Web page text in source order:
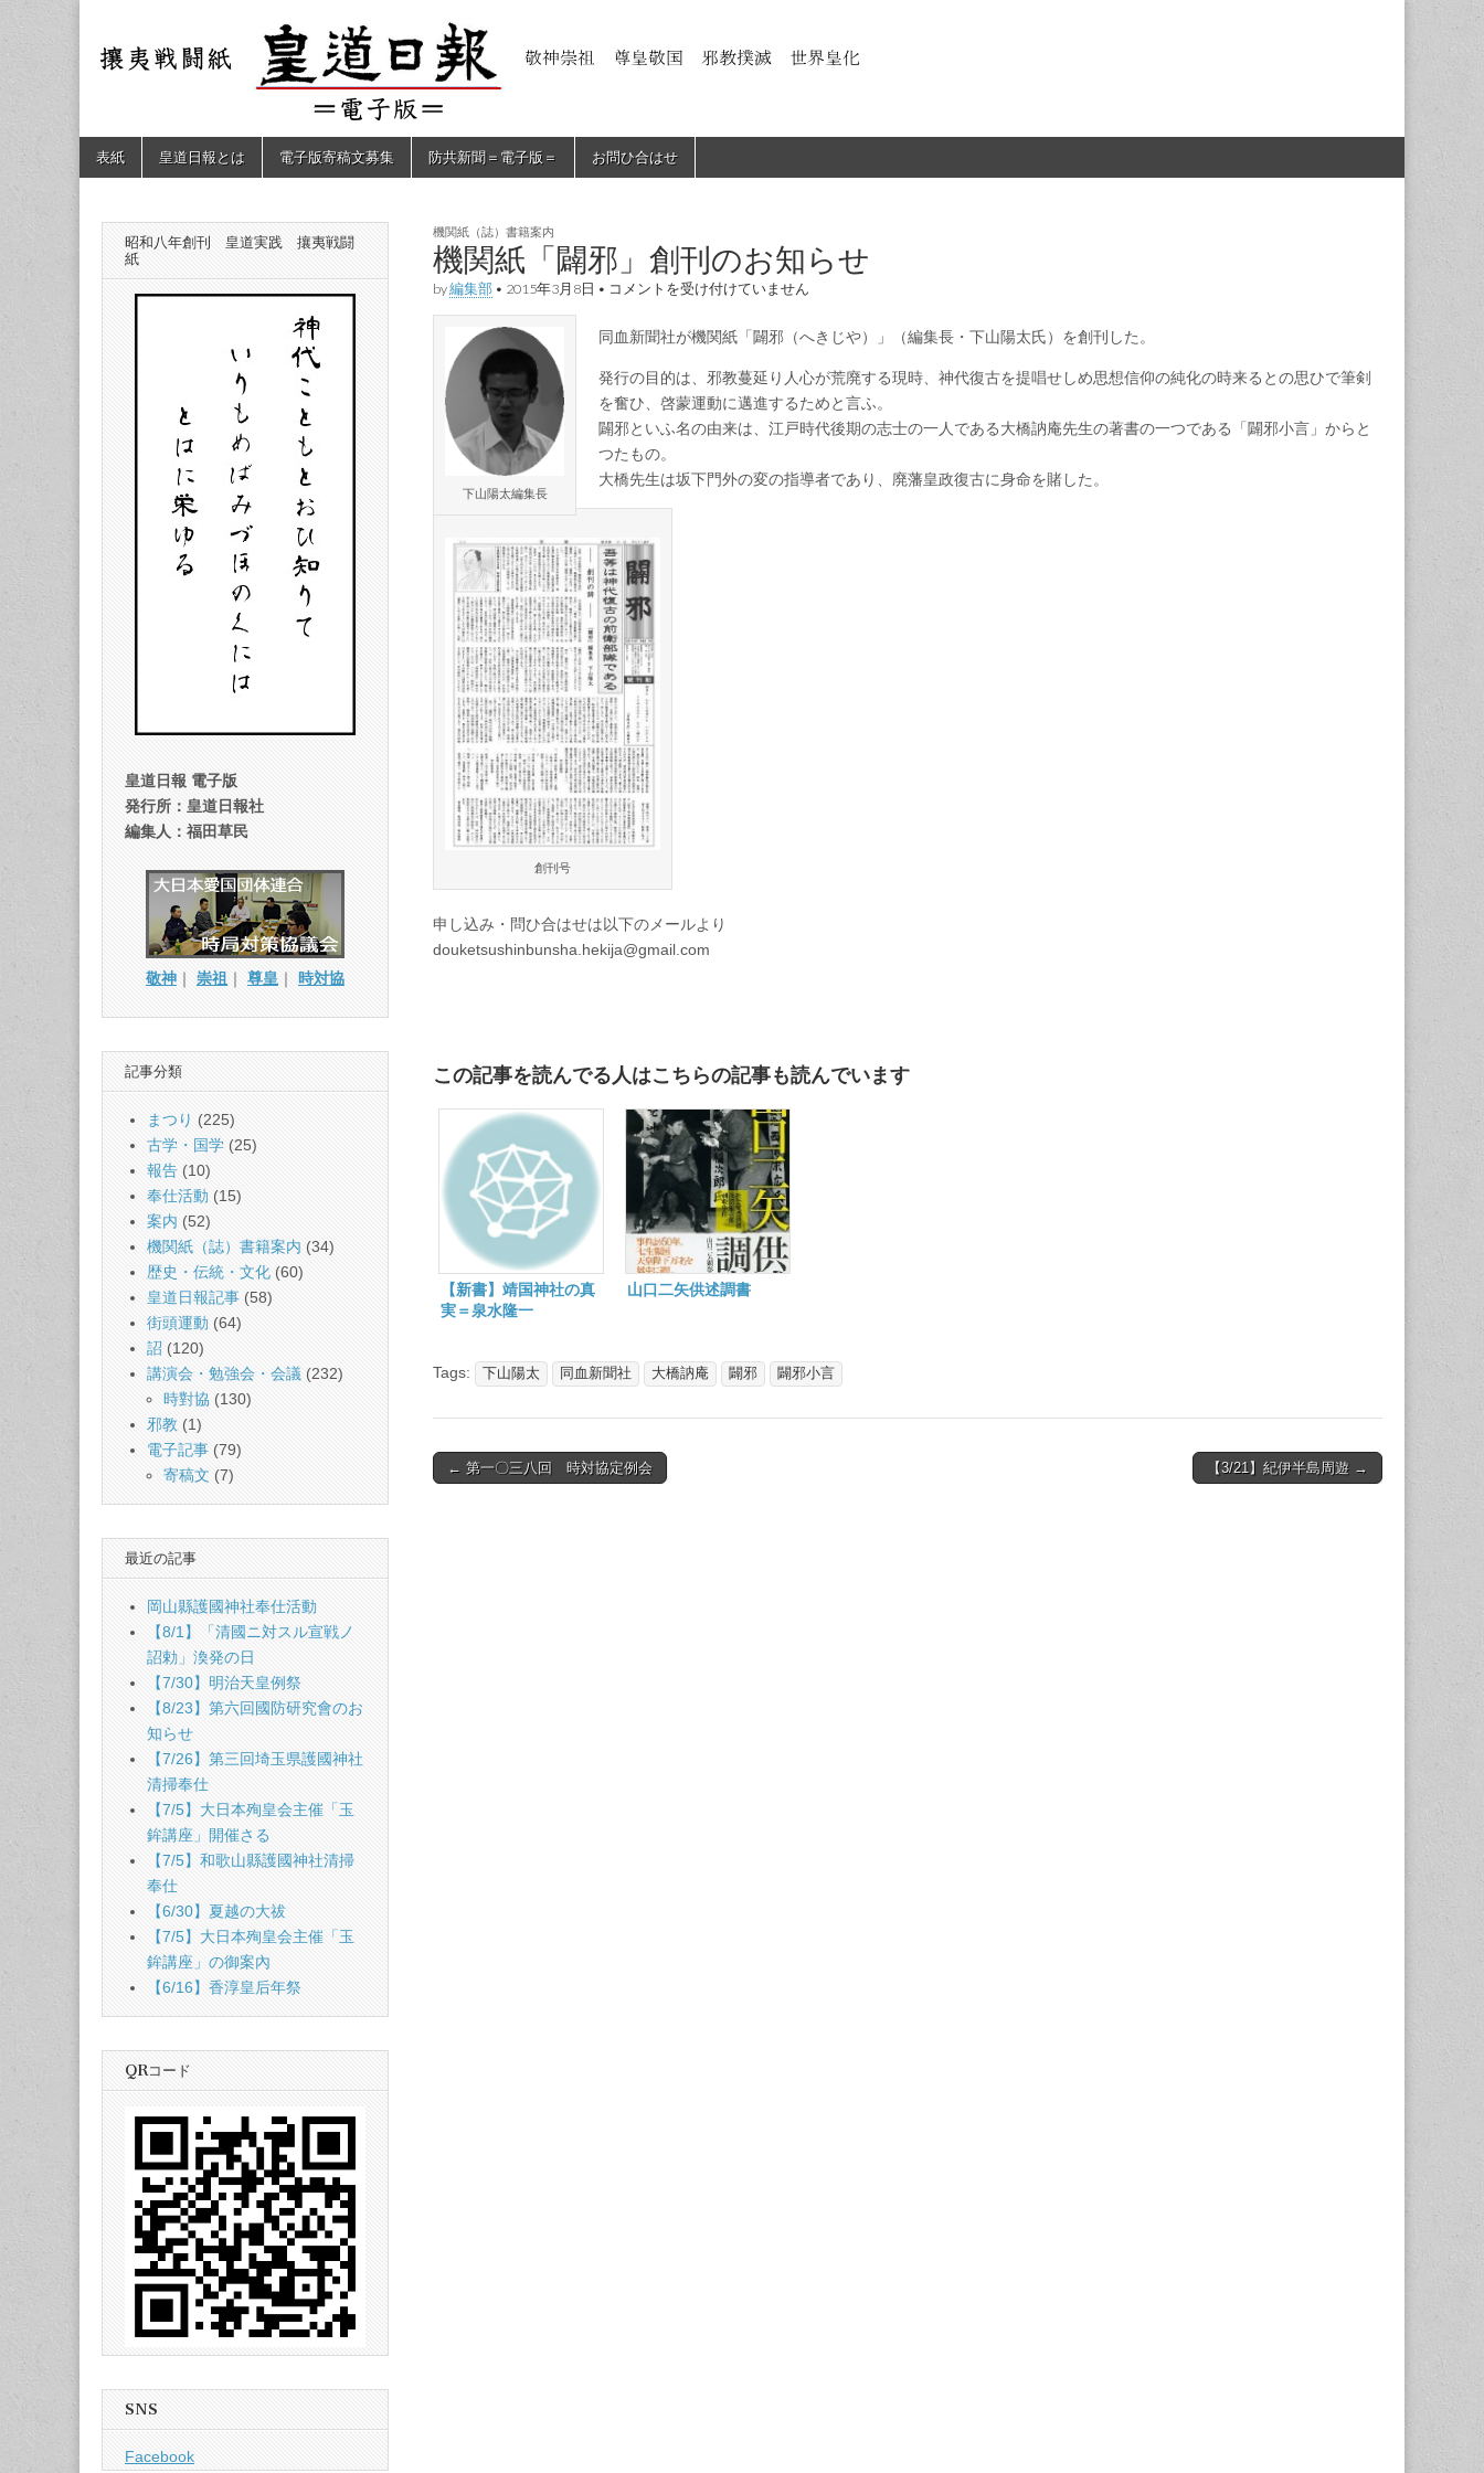
皇道
（防
共新
聞）
敬神
｜崇
祖｜
年創
刊
皇道
践
攘夷
戦闘
Main
menu
Skip
表紙 皇道日報とは 電子版寄稿文募集 防共新聞＝電子版＝ お問ひ合はせ
機関紙（誌）書籍案内
機関紙「闢邪」創刊のお知らせ
by編集部 • 2015年3月8日 • 機
「闢
創
刊
の
お
知
ら
せ
コメントを受け付けていません
下山陽太編集長
同血新聞社が機関紙「闢邪（へきじや）」（編集長・下山陽太氏）を創刊した。
発行の目的は、邪教蔓延り人心が荒廃する現時、神代復古を提唱せしめ思想信仰の純化の時来るとの思ひで筆剣
を奮ひ、啓蒙運動に邁進するためと言ふ。
闢邪といふ名の由来は、江戸時代後期の志士の一人である大橋訥庵先生の著書の一つである「闢邪小言」からと
つたもの。
大橋先生は坂下門外の変の指導者であり、廃藩皇政復古に身命を賭した。
創刊号
申し込み・問ひ合はせは以下のメールより
douketsushinbunsha.hekija@gmail.com
この記事を読んでる人はこちらの記事も読んでいます
【新書】靖国神社の真
実＝泉水隆一
山口二矢供述調書
Tags: 下山陽太 同血新聞社 大橋訥庵 闢邪 闢邪小言
Post
← 第一〇三八回 時対協定例会 【3/21】紀伊半島周遊 →
昭和八年創刊 皇道実践 攘夷戦闘
紙
皇道日報 電子版
発行所：皇道日報社
編集人：福田草民
敬神 ｜ 崇祖 ｜ 尊皇 ｜ 時対協
記事分類
まつり (225)
古学・国学 (25)
報告 (10)
奉仕活動 (15)
案内 (52)
機関紙（誌）書籍案内 (34)
歴史・伝統・文化 (60)
皇道日報記事 (58)
街頭運動 (64)
詔 (120)
講演会・勉強会・会議 (232)
時對協 (130)
邪教 (1)
電子記事 (79)
寄稿文 (7)
最近の記事
岡山縣護國神社奉仕活動
【8/1】「清國ニ対スル宣戦ノ
詔勅」渙発の日
【7/30】明治天皇例祭
【8/23】第六回國防研究會のお
知らせ
【7/26】第三回埼玉県護國神社
清掃奉仕
【7/5】大日本殉皇会主催「玉
鉾講座」開催さる
【7/5】和歌山縣護國神社清掃
奉仕
【6/30】夏越の大祓
【7/5】大日本殉皇会主催「玉
鉾講座」の御案內
【6/16】香淳皇后年祭
QRコード
SNS
Facebook